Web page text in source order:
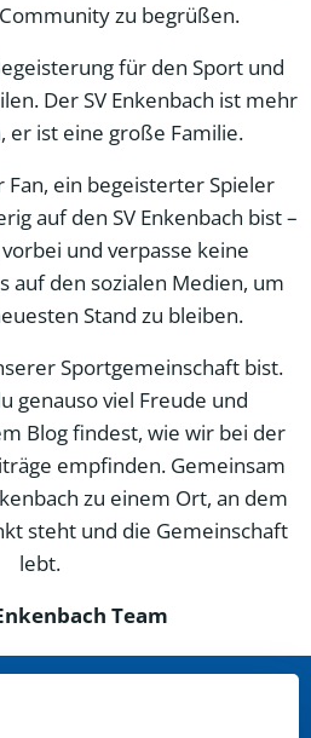
zu begrüßen.
für den Sport und
Der SV Enkenbach ist mehr
er ist eine große Familie.
Fan, ein begeisterter Spieler
auf den SV Enkenbach bist –
und verpasse keine
auf den sozialen Medien, um
Stand zu bleiben.
Sportgemeinschaft bist.
genauso viel Freude und
Blog findest, wie wir bei der
empfinden. Gemeinsam
zu einem Ort, an dem
steht und die Gemeinschaft
lebt.
Team